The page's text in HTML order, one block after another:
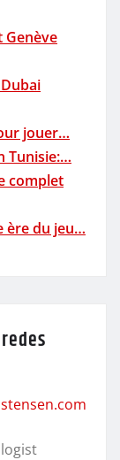
Genève
jouer…
Tunisie:…
complet
ère du jeu…